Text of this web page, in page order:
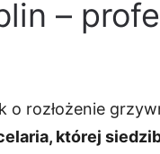
–
o rozłożenie
której